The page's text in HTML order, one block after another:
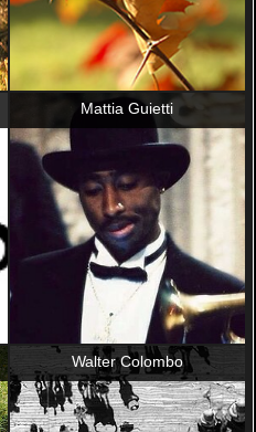
Mattia Guietti
Walter Colombo